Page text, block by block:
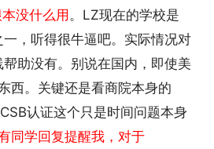
没什么用 。LZ现在的学校是
，听得很牛逼吧。实际情况对
助没有。别说在国内，即使美
西。关键还是看商院本身的
认证这个只是时间问题本身
同学回复提醒我，对于